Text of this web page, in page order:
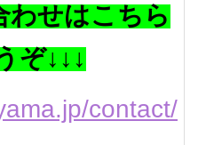
わせはこちら
ぞ↓↓↓
contact/